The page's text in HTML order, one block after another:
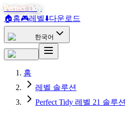
Perfect Tidy
🏠홈🎮레벨⬇️다운로드
한국어
홈
레벨 솔루션
Perfect Tidy 레벨 21 솔루션